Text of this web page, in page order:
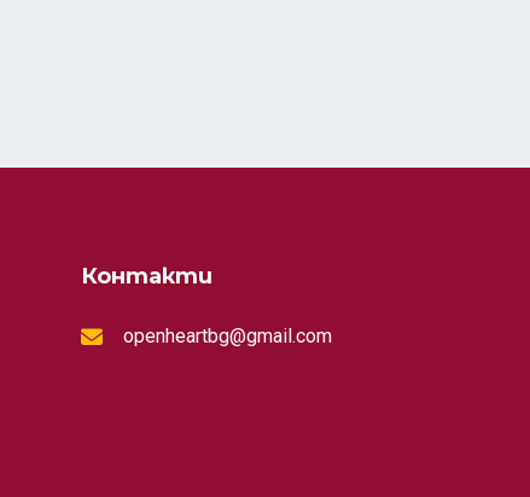
Контакти
openheartbg@gmail.com